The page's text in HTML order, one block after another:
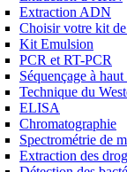
Extraction ADN
Choisir votre kit
Kit Emulsion
PCR et RT-PCR
Séquençage à
Technique du
ELISA
Chromatographie
Spectrométrie de
Extraction des